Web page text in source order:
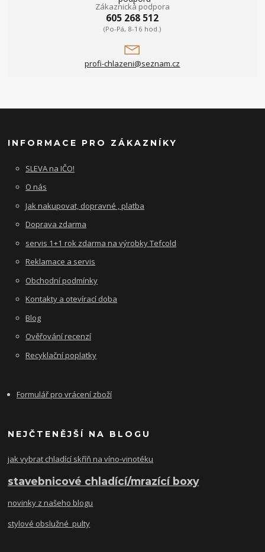
Zákaznická podpora
605 268 512
(Po-Pá, 8-16 hod.)
profi-chlazeni@seznam.cz
INFORMACE PRO ZÁKAZNÍKY
SLEVA na IČO!
O nás
Jak nakupovat, dopravné , platba
Doprava zdarma
servis 1+1 rok zdarma na výrobky Tefcold
Reklamace a servis
Obchodní podmínky
Kontakty a otevírací doba
Blog
Ověřování recenzí
Recyklační poplatky
Formulář pro vrácení zboží
NEJČTENĚJŠÍ NA BLOGU
jak vybrat chladící skříň na víno-vinotéku
stavebnicové chladící/mrazící boxy
novinky z našeho blogu
stylové obslužné pulty